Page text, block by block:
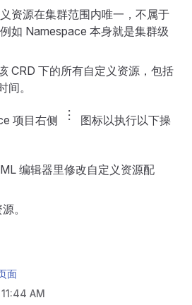
义资源在集群范围内唯一，不属于
如 Namespace 本身就是集群级
CRD 下的所有自定义资源，包括
间。
项目右侧 more_vert
图标以执行以下操
编辑器里修改自定义资源配
。
面
AM